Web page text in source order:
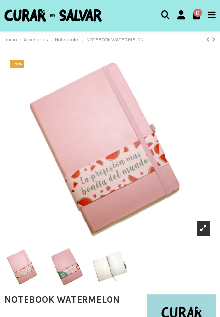
0
Inicio Accesorios Notebooks NOTEBOOK WATERMELON
-70%
NOTEBOOK WATERMELON